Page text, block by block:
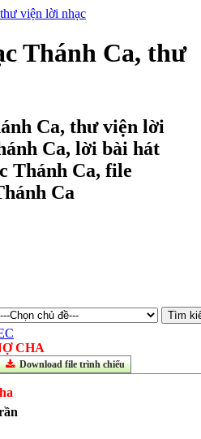
Thánh Ca, thư
Ca, thư viện lời
Ca, lời bài hát
Thánh Ca, file
Ca
CHA
Download file trình chiếu